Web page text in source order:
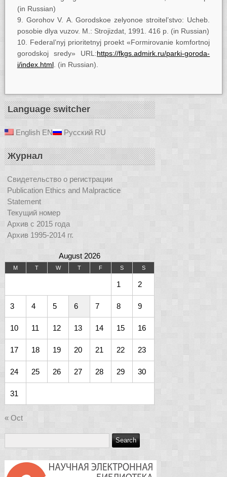
(in Russian)
Gorohov V. A. Gorodskoe zelyonoe stroitel’stvo: Ucheb.
posobie dlya vuzov. M.: Strojizdat, 1991. 416 p. (in Russian)
Federal’nyj prioritetnyj proekt «Formirovanie komfortnoj
gorodskoj sredy» URL:https://fkgs.admirk.ru/parki-goroda-
i/index.html. (in Russian).
Language switcher
English EN Русский RU
Журнал
Свидетельство о регистрации
Publication Ethics and Malpractice
Statement
Текущий номер
Архив с 2015 года
Архив 1995-2014 гг.
August 2026
M T W T F S S
1 2
3 4 5 6 7 8 9
10 11 12 13 14 15 16
17 18 19 20 21 22 23
24 25 26 27 28 29 30
31
« Oct